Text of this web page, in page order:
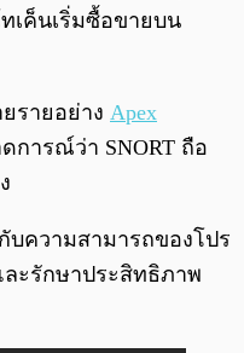
เค็นเริ่มซื้อขายบน
รายอย่าง Apex
การณ์ว่า SNORT ถือ
ความสามารถของโปร
ะรักษาประสิทธิภาพ